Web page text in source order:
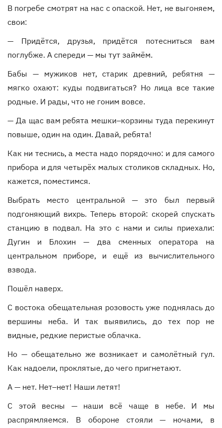
В погребе смотрят на нас с опаской. Нет, не выгоняем,
свои:
— Придётся, друзья, придётся потесниться вам
поглубже. А спереди — мы тут займём.
Бабы — мужиков нет, старик древний, ребятня —
мягко охают: куды подвигаться? Но лица все такие
родные. И рады, что не гоним вовсе.
— Да щас вам ребята мешки–корзины туда перекинут
повыше, один на один. Давай, ребята!
Как ни теснись, а места надо порядочно: и для самого
прибора и для четырёх малых столиков складных. Но,
кажется, поместимся.
Выбрать место центральной — это был первый
подгоняющий вихрь. Теперь второй: скорей спускать
станцию в подвал. На это с нами и силы приехали:
Дугин и Блохин — два сменных оператора на
центральном приборе, и ещё из вычислительного
взвода.
Пошёл наверх.
С востока обещательная розовость уже поднялась до
вершины неба. И так выявились, до тех пор не
видные, редкие перистые облачка.
Но — обещательно же возникает и самолётный гул.
Как надоели, проклятые, до чего пригнетают.
А — нет. Нет–нет! Наши летят!
С этой весны — наши всё чаще в небе. И мы
распрямляемся. В обороне стояли — ночами, в